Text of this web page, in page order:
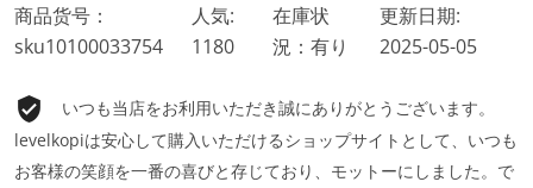
商品货号：
sku10100033754
人気:
1180
在庫状
況：有り
更新日期:
2025-05-05
いつも当店をお利用いただき誠にありがとうございます。
levelkopiは安心して購入いただけるショップサイトとして、いつも
お客様の笑顔を一番の喜びと存じており、モットーにしました。で